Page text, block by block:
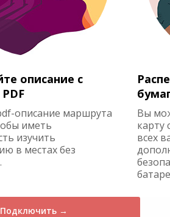
описание с
описание маршрута
иметь
изучить
в местах без
Вы
карту
всех
Подключить →